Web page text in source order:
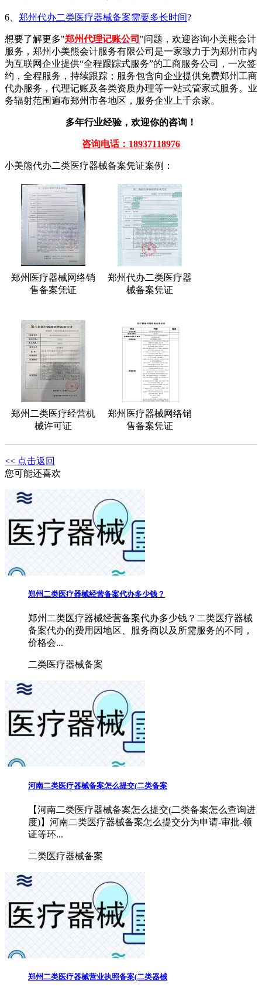
6、 郑州代办二类医疗器械备案需要多长时间?
想要了解更多"郑州代理记账公司 "问题，欢迎咨询小美熊会计
服务，郑州小美熊会计服务有限公司是一家致力于为郑州市内
为互联网企业提供“全程跟踪式服务”的工商服务公司，一次签
约，全程服务，持续跟踪；服务包含向企业提供免费郑州工商
代办服务，代理记账及各类资质办理等一站式管家式服务。业
务辐射范围遍布郑州市各地区，服务企业上千余家。
多年行业经验，欢迎你的咨询！
咨询电话：18937118976
小美熊代办二类医疗器械备案凭证案例：
郑州医疗器械网络销
售备案凭证
郑州代办二类医疗器
械备案凭证
郑州二类医疗经营机
械许可证
郑州医疗器械网络销
售备案凭证
<< 点击返回
您可能还喜欢
郑州二类医疗器械经营备案代办多少钱？
郑州二类医疗器械经营备案代办多少钱？二类医疗器械
备案代办的费用因地区、服务商以及所需服务的不同，
价格会...
二类医疗器械备案
河南二类医疗器械备案怎么提交(二类备案
【河南二类医疗器械备案怎么提交(二类备案怎么查询进
度)】河南二类医疗器械备案怎么提交分为申请-审批-领
证等环...
二类医疗器械备案
郑州二类医疗器械营业执照备案(二类器械